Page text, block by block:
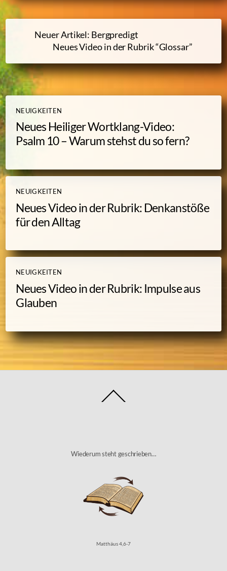
Neuer Artikel: Bergpredigt
Neues Video in der Rubrik “Glossar”
NEUIGKEITEN
Neues Heiliger Wortklang-Video:
Psalm 10 – Warum stehst du so fern?
NEUIGKEITEN
Neues Video in der Rubrik: Denkanstöße
für den Alltag
NEUIGKEITEN
Neues Video in der Rubrik: Impulse aus
Glauben
To
Wiederum steht geschrieben…
Matthäus 4,6-7